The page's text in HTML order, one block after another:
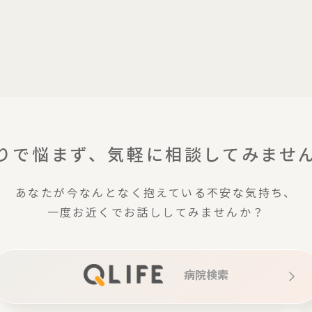
で悩まず、気軽に相談してみませ
あなたが今なんとなく抱えている不安な気持ち、
一度お近くでお話ししてみませんか？
病院検索